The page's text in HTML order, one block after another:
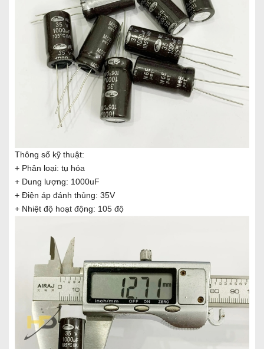
Thông số kỹ thuật:
+ Phân loại: tụ hóa
+ Dung lượng: 1000uF
+ Điện áp đánh thủng: 35V
+ Nhiệt độ hoạt động: 105 độ